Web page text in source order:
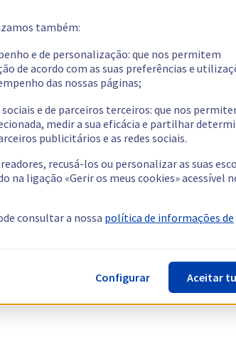
também:
e de personalização: que nos permitem
de acordo com as suas preferências e
das nossas páginas;
e de parceiros terceiros: que nos
medir a sua eficácia e partilhar
publicitários e as redes sociais.
recusá-los ou personalizar as suas
na ligação «Gerir os meus cookies» acessível
consultar a nossa política de informações de
Configurar Aceitar